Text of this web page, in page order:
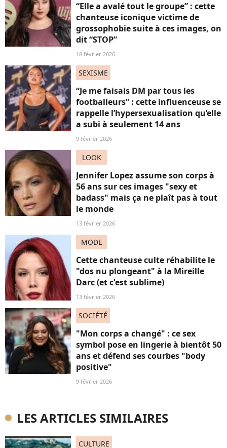
“Elle a avalé tout le groupe” : cette
chanteuse iconique victime de
grossophobie suite à ces images, on
dit “STOP”
18 février 2026
SEXISME
“Je me faisais DM par tous les
footballeurs” : cette influenceuse se
rappelle l’hypersexualisation qu’elle
a subi à seulement 14 ans
9 février 2026
LOOK
Jennifer Lopez assume son corps à
56 ans sur ces images "sexy et
badass" mais ça ne plaît pas à tout
le monde
13 février 2026
MODE
Cette chanteuse culte réhabilite le
"dos nu plongeant" à la Mireille
Darc (et c'est sublime)
13 février 2026
SOCIÉTÉ
"Mon corps a changé" : ce sex
symbol pose en lingerie à bientôt 50
ans et défend ses courbes "body
positive"
9 février 2026
LES ARTICLES SIMILAIRES
CULTURE